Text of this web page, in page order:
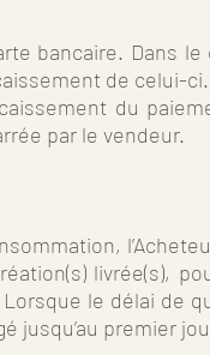
bancaire. Dans le
de celui-ci.
du
par le vendeur.
livrée(s),
le délai de
jusqu’au premier